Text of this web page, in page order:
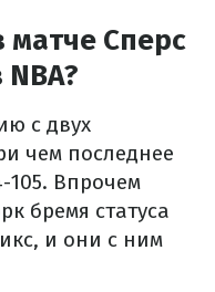
матче Сперс
с двух
чем последнее
Впрочем
бремя статуса
и они с ним